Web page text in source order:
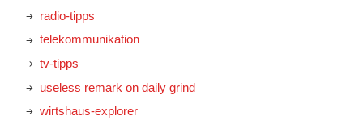
radio-tipps
telekommunikation
tv-tipps
useless remark on daily grind
wirtshaus-explorer